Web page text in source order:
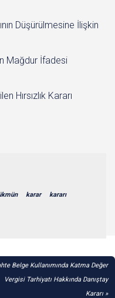
Düşürülmesine İlişkin
Mağdur İfadesi
Hırsızlık Kararı
karar kararı
Belge Kullanımında Katma Değer
Vergisi Tarhiyatı Hakkında Danıştay
Kararı